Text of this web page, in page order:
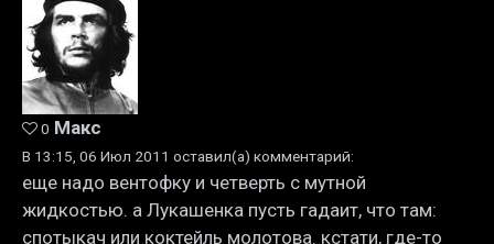
0 Макс
В 13:15, 06 Июл 2011 оставил(а) комментарий:
еще надо вентофку и четверть с мутной
жидкостью. а Лукашенка пусть гадаит, что там:
спотыкач или коктейль молотова. кстати, где-то